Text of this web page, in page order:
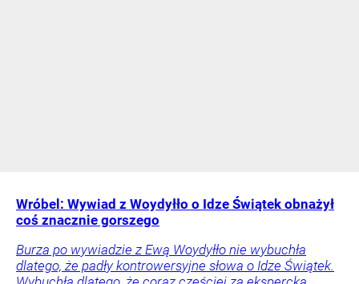
Wróbel: Wywiad z Woydyłło o Idze Świątek obnażył
coś znacznie gorszego
Burza po wywiadzie z Ewą Woydyłło nie wybuchła
dlatego, że padły kontrowersyjne słowa o Idze Świątek.